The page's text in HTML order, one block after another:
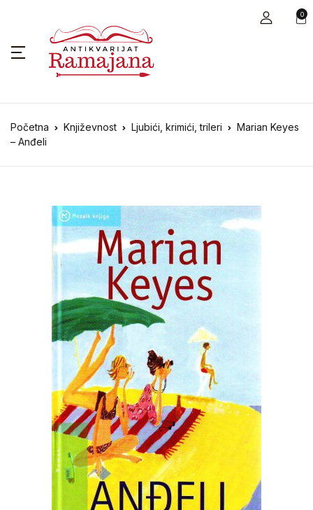
0
Početna Književnost Ljubići, krimići, trileri
Marian Keyes
– Anđeli